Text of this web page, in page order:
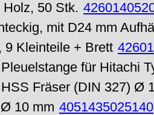
50 Stk.
mit D24 mm
9 Kleinteile + Brett
Pleuelstange für Hitachi
HSS Fräser (DIN 327) Ø
10 mm 4051435025140